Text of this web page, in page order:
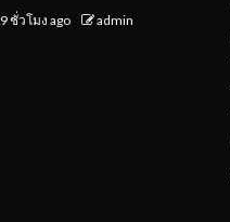
ชั่วโมง ago admin